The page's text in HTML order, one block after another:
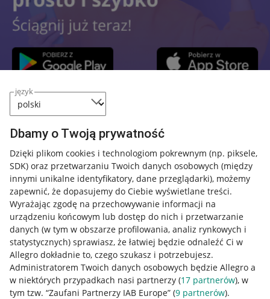
język
Dbamy o Twoją prywatność
Dzięki plikom cookies i technologiom pokrewnym (np. piksele,
SDK) oraz przetwarzaniu Twoich danych osobowych (między
innymi unikalne identyfikatory, dane przeglądarki), możemy
zapewnić, że dopasujemy do Ciebie wyświetlane treści.
Wyrażając zgodę na przechowywanie informacji na
urządzeniu końcowym lub dostęp do nich i przetwarzanie
danych (w tym w obszarze profilowania, analiz rynkowych i
statystycznych) sprawiasz, że łatwiej będzie odnaleźć Ci w
Allegro dokładnie to, czego szukasz i potrzebujesz.
Administratorem Twoich danych osobowych będzie Allegro a
w niektórych przypadkach nasi partnerzy (17 partnerów), w
tym tzw. “Zaufani Partnerzy IAB Europe” (9 partnerów).
Przydatne informacje
Napisz do nas
Allegro Gadane dla sprzedających
Allegro Gadane dla kupujących
Mapa miejscowości
Informacje prawne
Regulamin